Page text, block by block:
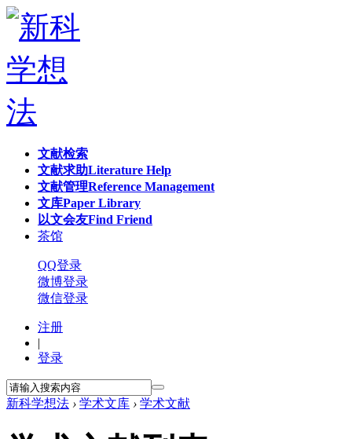
文献检索
文献求助Literature Help
文献管理Reference Management
文库Paper Library
以文会友Find Friend
茶馆
QQ登录
微博登录
微信登录
注册
|
登录
新科学想法 › 学术文库 › 学术文献